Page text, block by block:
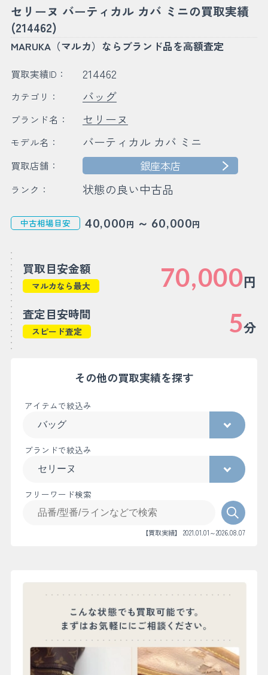
セリーヌ バーティカル カバ ミニの買取実績
(214462)
MARUKA（マルカ）ならブランド品を高額査定
買取実績ID： 214462
カテゴリ： バッグ
ブランド名： セリーヌ
モデル名： バーティカル カバ ミニ
買取店舗： 銀座本店
ランク： 状態の良い中古品
中古相場目安 40,000円 ～ 60,000円
買取目安金額
マルカなら最大 70,000円
査定目安時間
スピード査定 5分
その他の買取実績を探す
アイテムで絞込み
ブランドで絞込み
フリーワード検索
【買取実績】 2021.01.01～2026.08.07